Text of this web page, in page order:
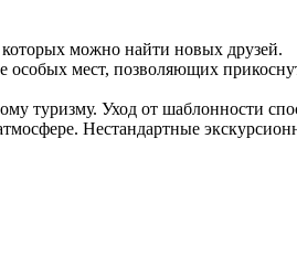
можно найти новых друзей.
мест, позволяющих
туризму. Уход от шаблонности
Нестандартные